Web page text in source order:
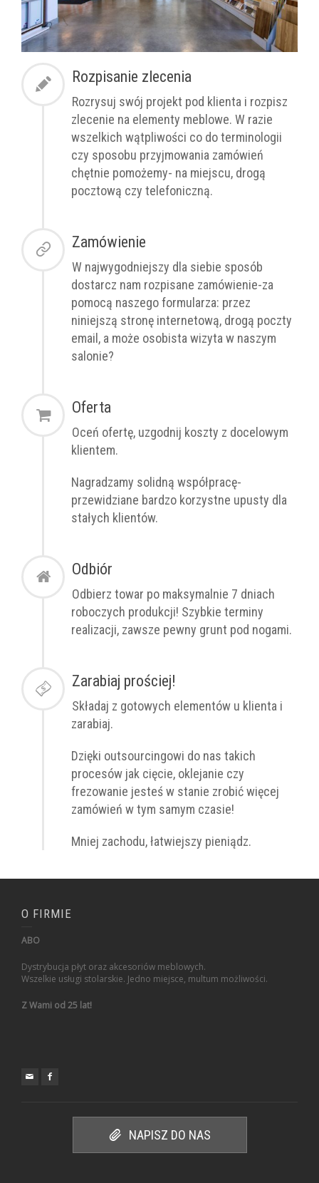
Rozpisanie zlecenia
Rozrysuj swój projekt pod klienta i rozpisz
zlecenie na elementy meblowe. W razie
wszelkich wątpliwości co do terminologii
czy sposobu przyjmowania zamówień
chętnie pomożemy- na miejscu, drogą
pocztową czy telefoniczną.
Zamówienie
W najwygodniejszy dla siebie sposób
dostarcz nam rozpisane zamówienie-za
pomocą naszego formularza: przez
niniejszą stronę internetową, drogą poczty
email, a może osobista wizyta w naszym
salonie?
Oferta
Oceń ofertę, uzgodnij koszty z docelowym
klientem.
Nagradzamy solidną współpracę-
przewidziane bardzo korzystne upusty dla
stałych klientów.
Odbiór
Odbierz towar po maksymalnie 7 dniach
roboczych produkcji! Szybkie terminy
realizacji, zawsze pewny grunt pod nogami.
Zarabiaj prościej!
Składaj z gotowych elementów u klienta i
zarabiaj.
Dzięki outsourcingowi do nas takich
procesów jak cięcie, oklejanie czy
frezowanie jesteś w stanie zrobić więcej
zamówień w tym samym czasie!
Mniej zachodu, łatwiejszy pieniądz.
O FIRMIE
ABO
Dystrybucja płyt oraz akcesoriów meblowych.
Wszelkie usługi stolarskie. Jedno miejsce, multum możliwości.
Z Wami od 25 lat!
NAPISZ DO NAS